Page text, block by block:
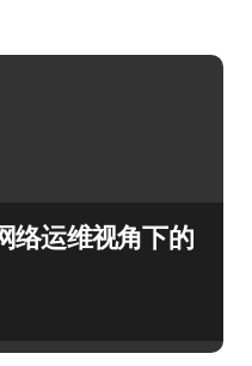
络运维视角下的